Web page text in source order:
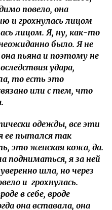
повело, она
и грохнулась лицом
лицом. Я, ну, как-то
было. Я не
пьяна и поэтому не
удара,
то есть это
или с тем, что
одежды, все эти
ее пытался так
это женская кожа, да.
подниматься, я за ней
шла, но через
и грохнулась.
в себе, вроде
она вставала, она